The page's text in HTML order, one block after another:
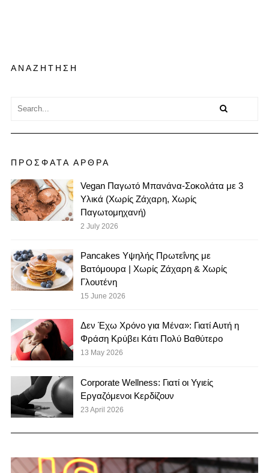
ΑΝΑΖΗΤΗΣΗ
ΠΡΟΣΦΑΤΑ ΑΡΘΡΑ
Vegan Παγωτό Μπανάνα-Σοκολάτα με 3
Υλικά (Χωρίς Ζάχαρη, Χωρίς
Παγωτομηχανή)
2 July 2026
Pancakes Υψηλής Πρωτεΐνης με
Βατόμουρα | Χωρίς Ζάχαρη & Χωρίς
Γλουτένη
15 June 2026
Δεν Έχω Χρόνο για Μένα»: Γιατί Αυτή η
Φράση Κρύβει Κάτι Πολύ Βαθύτερο
13 May 2026
Corporate Wellness: Γιατί οι Υγιείς
Εργαζόμενοι Κερδίζουν
23 April 2026